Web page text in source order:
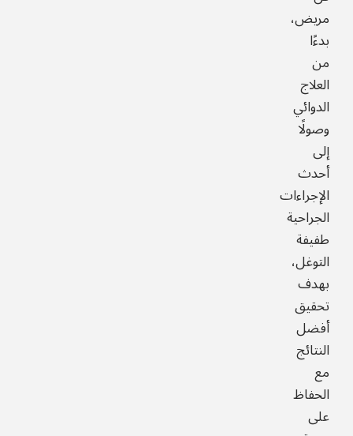
مريض،
بدءًا
من
العلاج
الدوائي
وصولًا
إلى
أحدث
الإجراءات
الجراحية
طفيفة
التوغل،
بهدف
تحقيق
أفضل
النتائج
مع
الحفاظ
على